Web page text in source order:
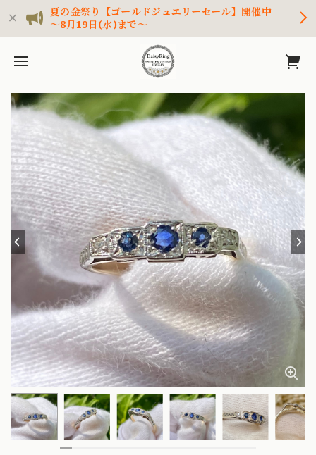
夏の金祭り【ゴールドジュエリーセール】開催中
～8月19日(水)まで～